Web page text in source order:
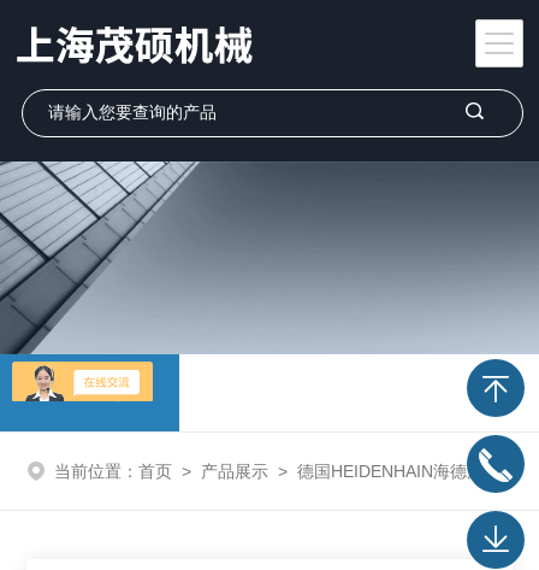
产品展示
当前位置： 首页 > 产品展示 > 德国HEIDENHAIN海德汉>